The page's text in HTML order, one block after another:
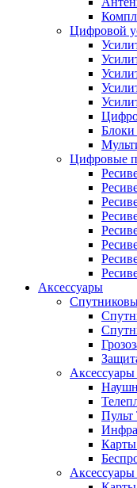
Цифровой
Блоки
Цифровые
Аксессуары